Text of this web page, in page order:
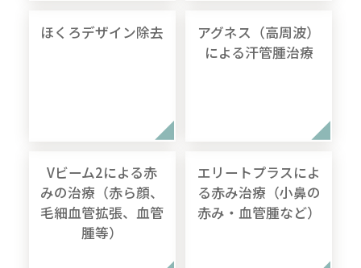
ほくろデザイン除去
アグネス（高周波）
による汗管腫治療
Vビーム2による赤
みの治療（赤ら顔、
毛細血管拡張、血管
腫等）
エリートプラスによ
る赤み治療（小鼻の
赤み・血管腫など）